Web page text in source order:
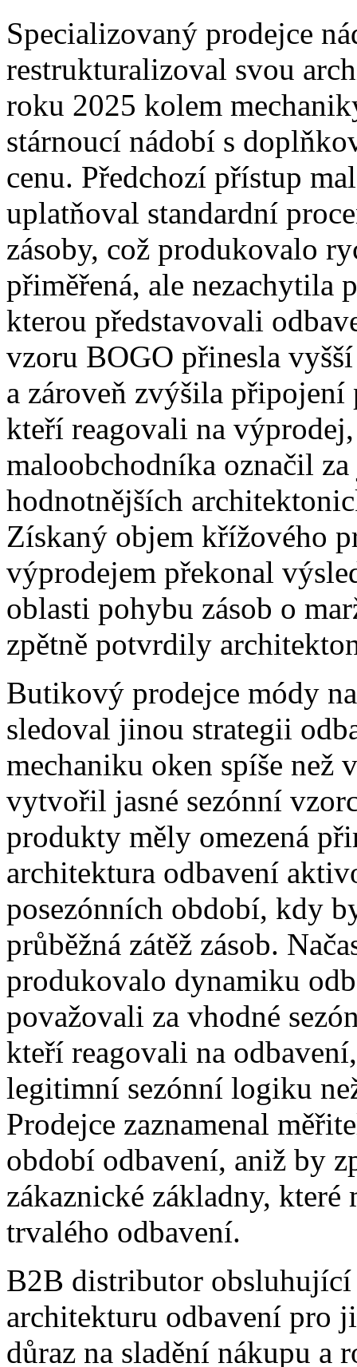
Specializovaný prodejce
restrukturalizoval svou
roku 2025 kolem
stárnoucí nádobí s
cenu. Předchozí přístup
uplatňoval standardní
zásoby, což produkovalo
přiměřená, ale nezachytila
kterou představovali
vzoru BOGO přinesla
a zároveň zvýšila
kteří reagovali na
maloobchodníka označil
hodnotnějších
Získaný objem křížového
výprodejem překonal
oblasti pohybu zásob o
zpětně potvrdily
Butikový prodejce módy
sledoval jinou strategii
mechaniku oken spíše než
vytvořil jasné sezónní
produkty měly omezená
architektura odbavení
posezónních období, kdy
průběžná zátěž zásob.
produkovalo dynamiku
považovali za vhodné
kteří reagovali na
legitimní sezónní logiku
Prodejce zaznamenal
období odbavení, aniž by
zákaznické základny,
trvalého odbavení.
B2B distributor
architekturu odbavení pro
důraz na sladění nákupu a